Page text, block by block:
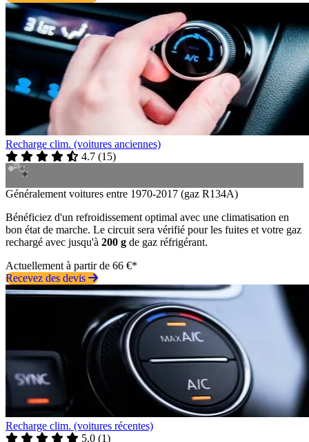
Recharge clim. (voitures anciennes)
4.7 (15)
Généralement voitures entre 1970-2017 (gaz R134A)
Bénéficiez d'un refroidissement optimal avec une climatisation en
bon état de marche. Le circuit sera vérifié pour les fuites et votre gaz
rechargé avec jusqu'à 200 g de gaz réfrigérant.
Actuellement à partir de 66 €*
Recevez des devis
Recharge clim. (voitures récentes)
5.0 (1)